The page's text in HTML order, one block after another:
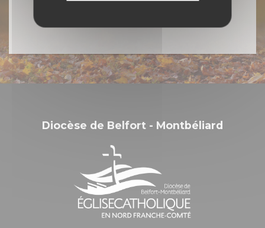
Diocèse de Belfort - Montbéliard